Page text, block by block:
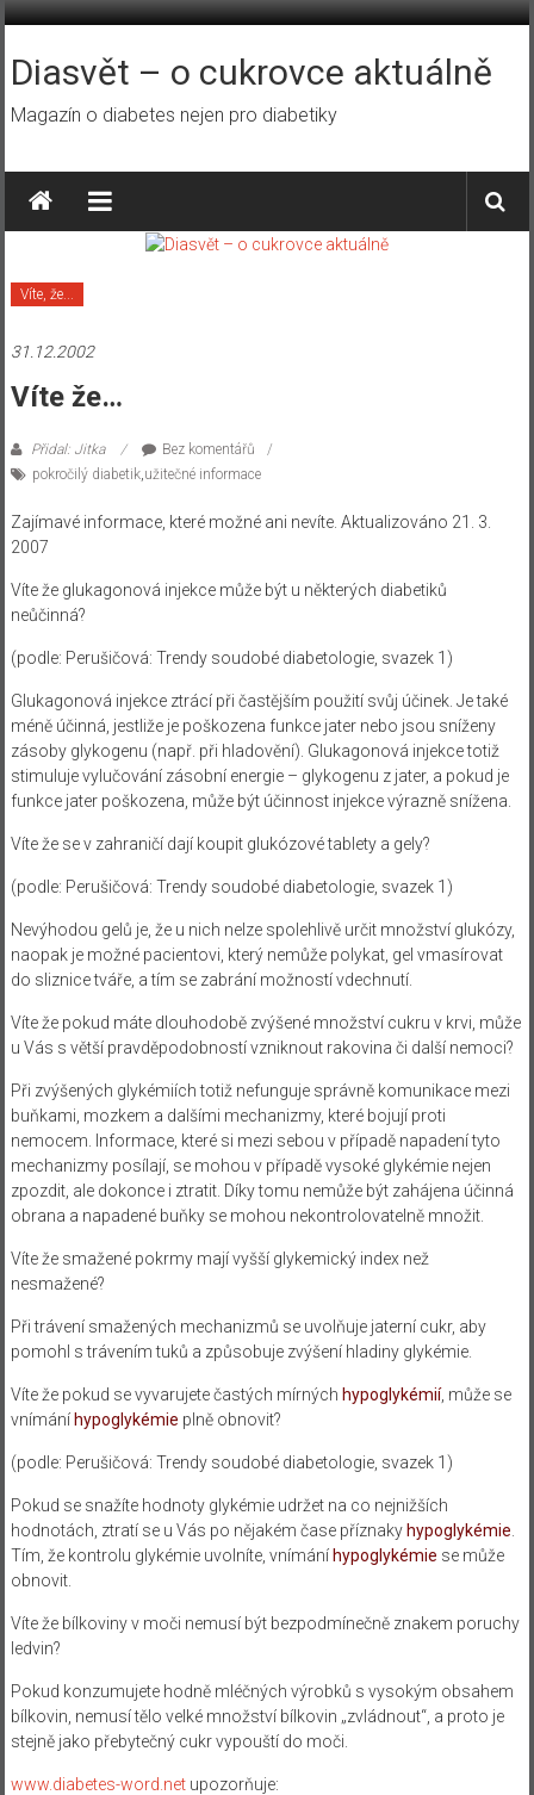
Přeskočit
obsah
Diasvět – o cukrovce aktuálně
Magazín o diabetes nejen pro diabetiky
Víte, že...
31.12.2002
Víte že…
Přidal: Jitka
Bez komentářů
pokročilý diabetik, užitečné informace
Zajímavé informace, které možné ani nevíte. Aktualizováno 21. 3.
2007
Víte žeglukagonová injekce může být u některých diabetiků
neůčinná?
(podle: Perušičová: Trendy soudobé diabetologie, svazek 1)
Glukagonová injekce ztrácí při častějším použití svůj účinek. Je také
méně účinná, jestliže je poškozena funkce jater nebo jsou sníženy
zásoby glykogenu (např. při hladovění). Glukagonová injekce totiž
stimuluje vylučování zásobní energie – glykogenu z jater, a pokud je
funkce jater poškozena, může být účinnost injekce výrazně snížena.
Víte že se v zahraničí dají koupit glukózové tablety a gely?
(podle: Perušičová: Trendy soudobé diabetologie, svazek 1)
Nevýhodou gelů je, že u nich nelze spolehlivě určit množství glukózy,
naopak je možné pacientovi, který nemůže polykat, gel vmasírovat
do sliznice tváře, a tím se zabrání možností vdechnutí.
Víte že pokud máte dlouhodobě zvýšené množství cukru v krvi, může
u Vás s větší pravděpodobností vzniknout rakovina či další nemoci?
Při zvýšených glykémiích totiž nefunguje správně komunikace mezi
buňkami, mozkem a dalšími mechanizmy, které bojují proti
nemocem. Informace, které si mezi sebou v případě napadení tyto
mechanizmy posílají, se mohou v případě vysoké glykémie nejen
zpozdit, ale dokonce i ztratit. Díky tomu nemůže být zahájena účinná
obrana a napadené buňky se mohou nekontrolovatelně množit.
Víte že smažené pokrmy mají vyšší glykemický index než
nesmažené?
Při trávení smažených mechanizmů se uvolňuje jaterní cukr, aby
pomohl s trávením tuků a způsobuje zvýšení hladiny glykémie.
Víte že pokud se vyvarujete častých mírných hypoglykémií, může se
vnímání hypoglykémie plně obnovit?
(podle: Perušičová: Trendy soudobé diabetologie, svazek 1)
Pokud se snažíte hodnoty glykémie udržet na co nejnižších
hodnotách, ztratí se u Vás po nějakém čase příznaky hypoglykémie
Tím, že kontrolu glykémie uvolníte, vnímání hypoglykémie se může
obnovit.
Víte že bílkoviny v moči nemusí být bezpodmínečně znakem poruchy
ledvin?
Pokud konzumujete hodně mléčných výrobků s vysokým obsahem
bílkovin, nemusí tělo velké množství bílkovin „zvládnout“, a proto je
stejně jako přebytečný cukr vypouští do moči.
www.diabetes-word.netupozorňuje: